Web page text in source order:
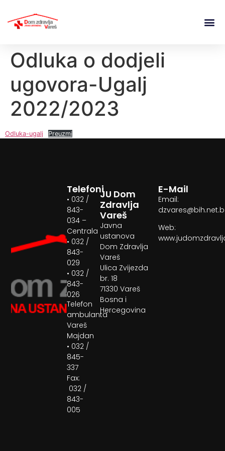
Odluka o dodjeli
ugovora-Ugalj
2022/2023
Odluka-ugalj Preuzmi
JU Dom
Zdravlja
Vareš
Javna
ustanova
Dom Zdravlja
Vareš
Ulica Zvijezda
br. 18
71330 Vareš
Bosna i
Hercegovina
Telefoni
• 032 /
843-
034 –
Centrala
• 032 /
843-
029
• 032 /
843-
026
Telefon
ambulanta
Vareš
Majdan
• 032 /
845-
337
Fax:
032 /
843-
005
E-Mail
Email:
Web: